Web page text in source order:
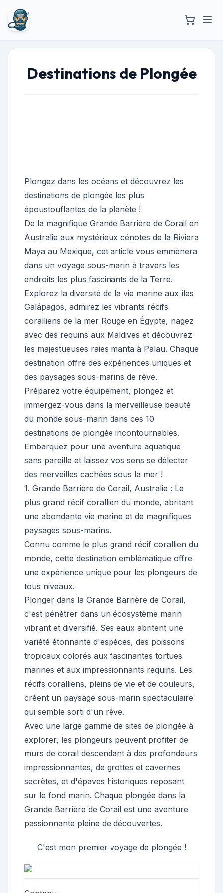
Destinations de Plongée
Plongez dans les océans et découvrez les
destinations de plongée les plus
époustouflantes de la planète !
De la magnifique Grande Barrière de Corail en
Australie aux mystérieux cénotes de la Riviera
Maya au Mexique, cet article vous emmènera
dans un voyage sous-marin à travers les
endroits les plus fascinants de la Terre.
Explorez la diversité de la vie marine aux îles
Galápagos, admirez les vibrants récifs
coralliens de la mer Rouge en Égypte, nagez
avec des requins aux Maldives et découvrez
les majestueuses raies manta à Palau. Chaque
destination offre des expériences uniques et
des paysages sous-marins de rêve.
Préparez votre équipement, plongez et
immergez-vous dans la merveilleuse beauté
du monde sous-marin dans ces 10
destinations de plongée incontournables.
Embarquez pour une aventure aquatique
sans pareille et laissez vos sens se délecter
des merveilles cachées sous la mer !
1. Grande Barrière de Corail, Australie : Le
plus grand récif corallien du monde, abritant
une abondante vie marine et de magnifiques
paysages sous-marins.
Connu comme le plus grand récif corallien du
monde, cette destination emblématique offre
une expérience unique pour les plongeurs de
tous niveaux.
Plonger dans la Grande Barrière de Corail,
c'est pénétrer dans un écosystème marin
vibrant et diversifié. Ses eaux abritent une
variété étonnante d'espèces, des poissons
tropicaux colorés aux fascinantes tortues
marines et aux impressionnants requins. Les
récifs coralliens, pleins de vie et de couleurs,
créent un paysage sous-marin spectaculaire
qui semble sorti d'un rêve.
Avec une large gamme de sites de plongée à
explorer, les plongeurs peuvent profiter de
murs de corail descendant à des profondeurs
impressionnantes, de grottes et cavernes
secrètes, et d'épaves historiques reposant
sur le fond marin. Chaque plongée dans la
Grande Barrière de Corail est une aventure
passionnante pleine de découvertes.
C'est mon premier voyage de plongée !